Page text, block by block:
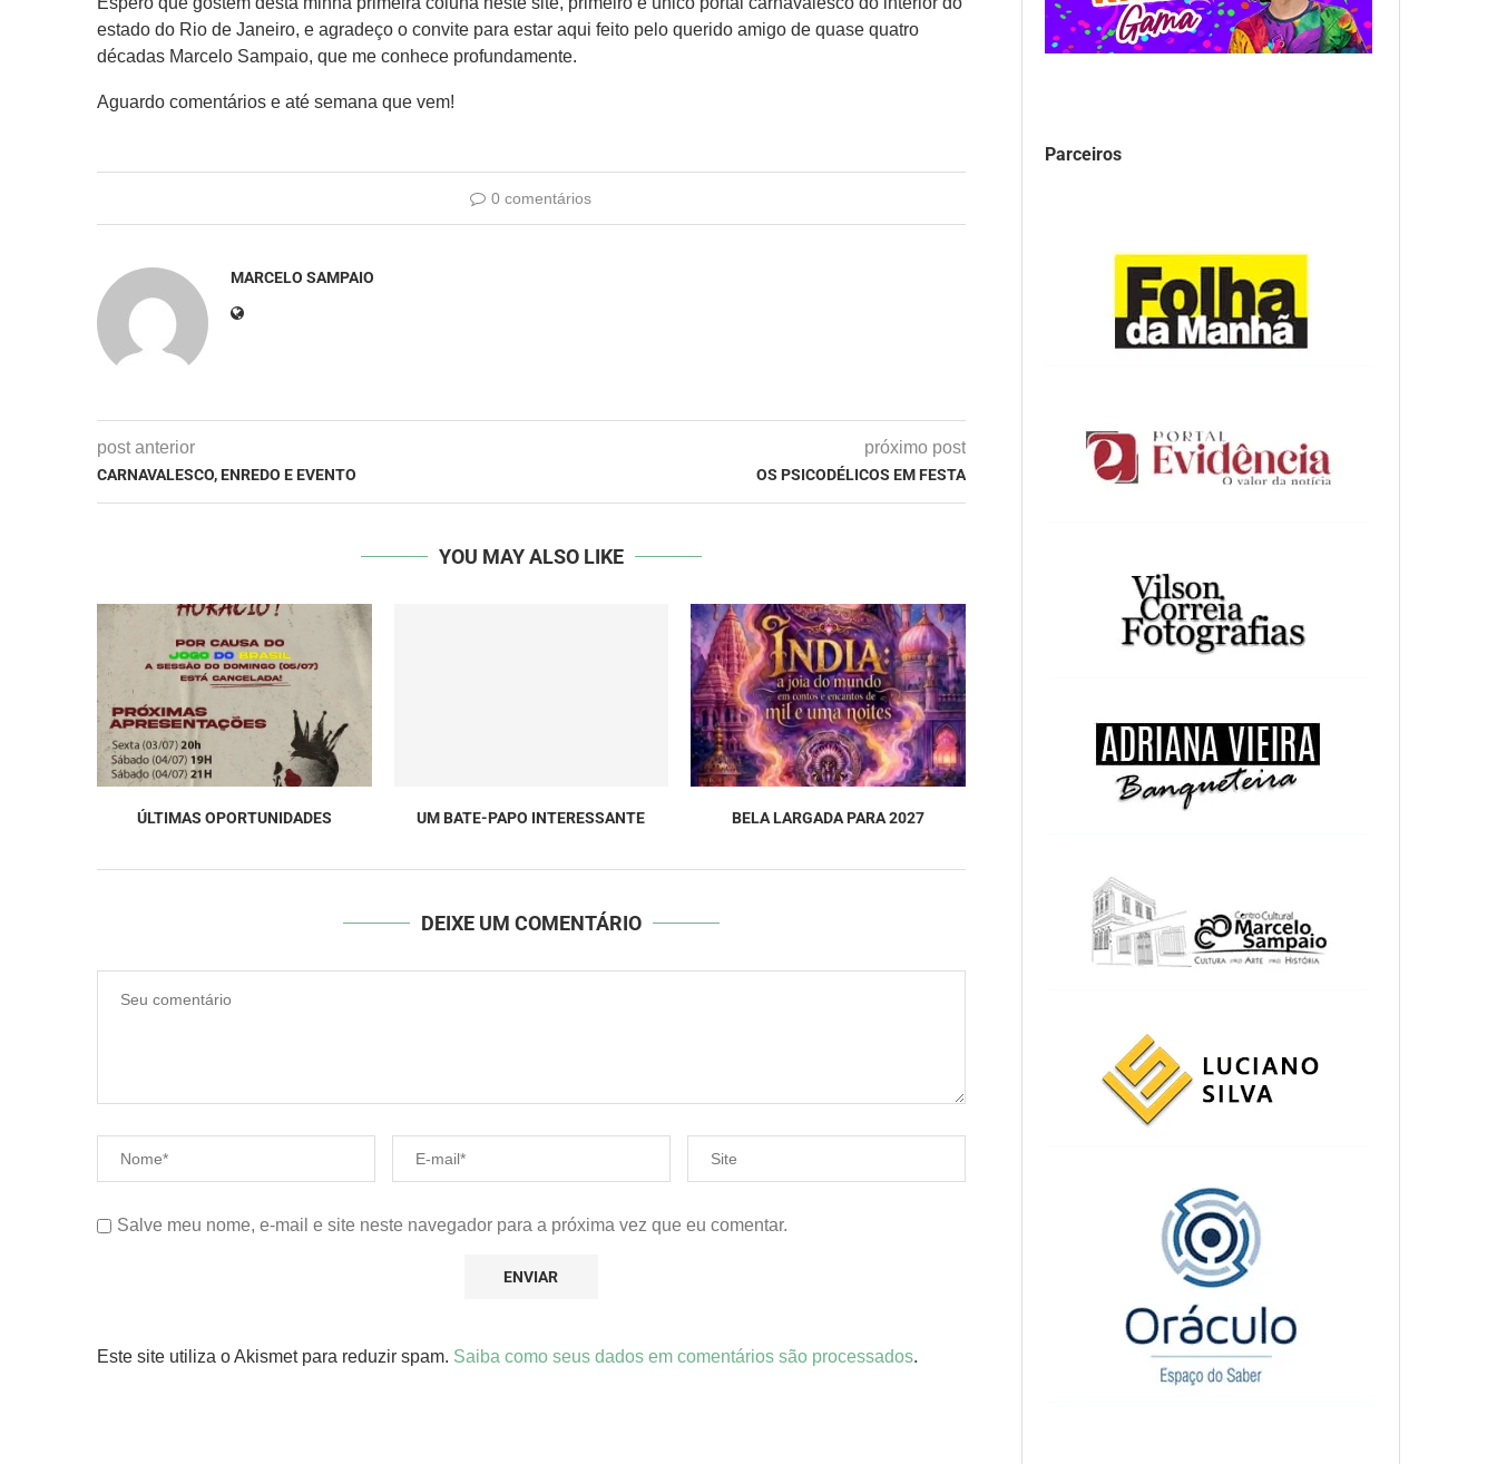
estado do Rio de Janeiro, e agradeço o convite para estar aqui feito pelo querido amigo de quase quatro
décadas Marcelo Sampaio, que me conhece profundamente.
Aguardo comentários e até semana que vem!
0 comentários
MARCELO SAMPAIO
post anterior
CARNAVALESCO, ENREDO E EVENTO
próximo post
OS PSICODÉLICOS EM FESTA
YOU MAY ALSO LIKE
ÚLTIMAS OPORTUNIDADES UM BATE-PAPO INTERESSANTE BELA LARGADA PARA 2027
DEIXE UM COMENTÁRIO
Salve meu nome, e-mail e site neste navegador para a próxima vez que eu comentar.
Este site utiliza o Akismet para reduzir spam. Saiba como seus dados em comentários são processados.
Parceiros